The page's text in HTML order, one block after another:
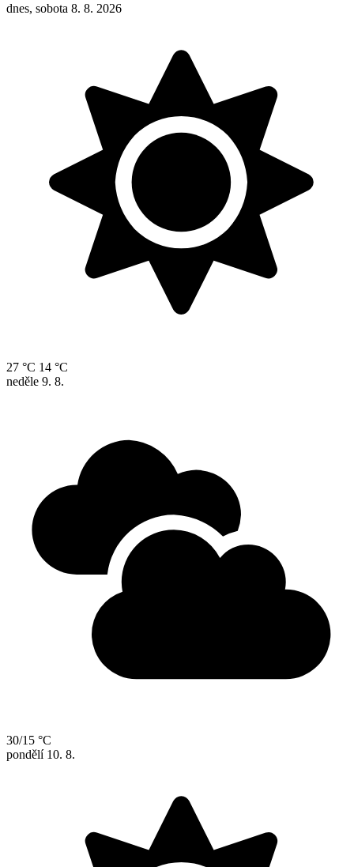
dnes, sobota 8. 8. 2026
27 °C 14 °C
neděle 9. 8.
30/15 °C
pondělí 10. 8.